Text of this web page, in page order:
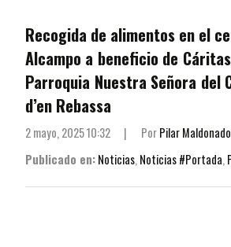
Recogida de alimentos en el
Alcampo a beneficio de
Parroquia Nuestra Señora del
d’en Rebassa
2 mayo, 2025 10:32 | PorPilar Maldonado
Publicado en:Noticias,Noticias #Portada,